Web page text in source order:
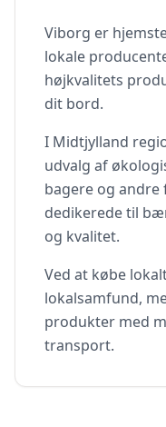
Viborg er
lokale
højkvalitets
dit bord.
I Midtjylland
udvalg af
bagere og
dedikerede til
og kvalitet.
Ved at købe
lokalsamfund,
produkter med
transport.